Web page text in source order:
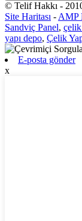
© Telif Hakkı -
Site Haritası - AMP
Sandviç Panel,
yapı depo, Çelik
E-posta gönder
x